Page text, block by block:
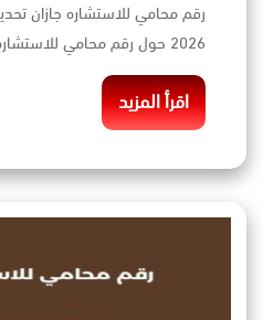
2026 حول رقم محامي للاستشاره جازان…
اقرأ المزيد